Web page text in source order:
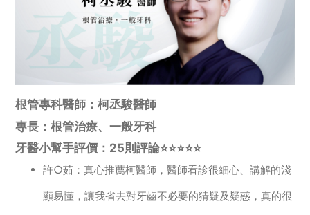
根管專科醫師：柯丞駿醫師
專長：根管治療、一般牙科
牙醫小幫手評價：25則評論⭐️⭐️⭐️⭐️⭐️
許○茹：真心推薦柯醫師，醫師看診很細心、講解的淺
顯易懂，讓我省去對牙齒不必要的猜疑及疑惑，真的很